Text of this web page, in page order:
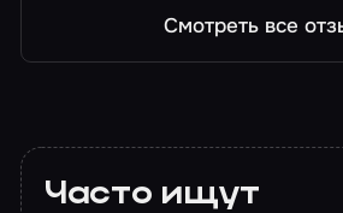
Смотреть все
Часто ищут